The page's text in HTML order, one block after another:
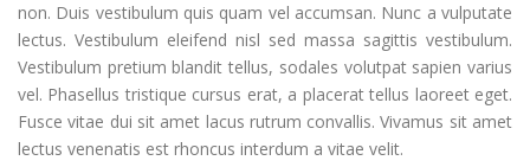
non. Duis vestibulum quis quam vel accumsan. Nunc a vulputate
lectus. Vestibulum eleifend nisl sed massa sagittis vestibulum.
Vestibulum pretium blandit tellus, sodales volutpat sapien varius
vel. Phasellus tristique cursus erat, a placerat tellus laoreet eget.
Fusce vitae dui sit amet lacus rutrum convallis. Vivamus sit amet
lectus venenatis est rhoncus interdum a vitae velit.